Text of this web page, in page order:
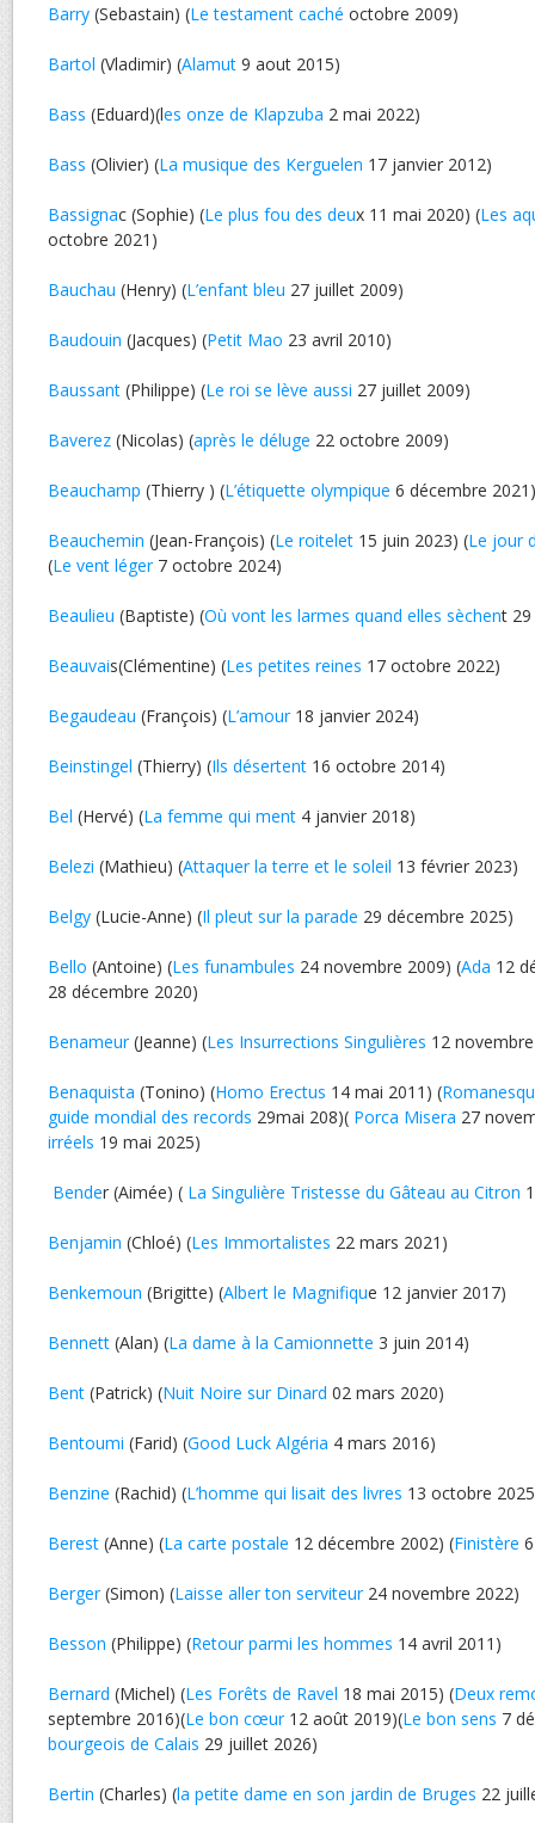
Barry (Sebastain) (Le testament caché octobre 2009)
Bartol (Vladimir) (Alamut 9 aout 2015)
Bass (Eduard)(les onze de Klapzuba 2 mai 2022)
Bass (Olivier) (La musique des Kerguelen 17 janvier 2012)
Bassignac (Sophie) (Le plus fou des deux 11 mai 2020) (Les
octobre 2021)
Bauchau (Henry) (L’enfant bleu 27 juillet 2009)
Baudouin (Jacques) (Petit Mao 23 avril 2010)
Baussant (Philippe) (Le roi se lève aussi 27 juillet 2009)
Baverez (Nicolas) (après le déluge 22 octobre 2009)
Beauchamp (Thierry ) (L’étiquette olympique 6 décembre 2021)
Beauchemin (Jean-François) (Le roitelet 15 juin 2023) (Le jour
(Le vent léger7 octobre 2024)
Beaulieu (Baptiste) (Où vont les larmes quand elles sèchent 29
Beauvais(Clémentine) (Les petites reines 17 octobre 2022)
Begaudeau (François) (L’amour18 janvier 2024)
Beinstingel (Thierry) (Ils désertent 16 octobre 2014)
Bel (Hervé) (La femme qui ment 4 janvier 2018)
Belezi (Mathieu) (Attaquer la terre et le soleil 13 février 2023)
Belgy (Lucie-Anne) (Il pleut sur la parade 29 décembre 2025)
Bello (Antoine) (Les funambules 24 novembre 2009) (Ada 12
28 décembre 2020)
Benameur(Jeanne) (Les Insurrections Singulières 12
Benaquista (Tonino) (Homo Erectus 14 mai 2011) (
guide mondial des records 29mai 208)( Porca Misera 27
irréels 19 mai 2025)
Bender (Aimée) ( La Singulière Tristesse du Gâteau au Citron
Benjamin (Chloé) (Les Immortalistes 22 mars 2021)
Benkemoun (Brigitte) (Albert le Magnifique 12 janvier 2017)
Bennett (Alan) (La dame à la Camionnette 3 juin 2014)
Bent (Patrick) (Nuit Noire sur Dinard 02 mars 2020)
Bentoumi (Farid) (Good Luck Algéria 4 mars 2016)
Benzine (Rachid) (L’homme qui lisait des livres 13 octobre
Berest (Anne) (La carte postale 12 décembre 2002) (Finistère
Berger(Simon) (Laisse aller ton serviteur24 novembre 2022)
Besson (Philippe) (Retour parmi les hommes 14 avril 2011)
Bernard (Michel) (Les Forêts de Ravel 18 mai 2015) (Deux
septembre 2016)(Le bon cœur12 août 2019)(Le bon sens 7
bourgeois de Calais 29 juillet 2026)
Bertin (Charles) (la petite dame en son jardin de Bruges 22